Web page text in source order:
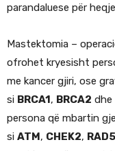
parandaluese për
Mastektomia –
ofrohet kryesisht
me kancer gjiri, ose
si BRCA1, BRCA2 dhe
persona që mbartin
si ATM, CHEK2,